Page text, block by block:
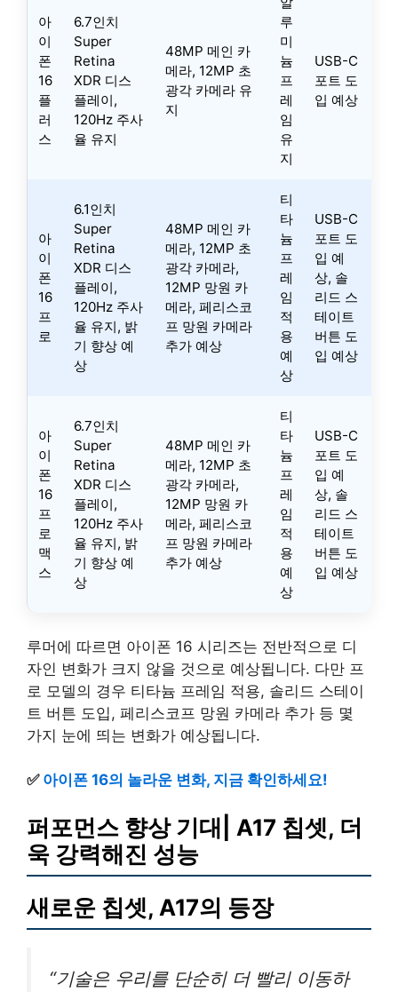
아
이
폰
16
플
러
스
6.7인치
Super
Retina
XDR 디스
플레이,
120Hz 주사
율 유지
48MP 메인 카
메라, 12MP 초
광각 카메라 유
지
루
미
늄
프
레
임
유
지
USB-C
포트 도
입 예상
아
이
폰
16
프
로
6.1인치
Super
Retina
XDR 디스
플레이,
120Hz 주사
율 유지, 밝
기 향상 예
상
48MP 메인 카
메라, 12MP 초
광각 카메라,
12MP 망원 카
메라, 페리스코
프 망원 카메라
추가 예상
티
타
늄
프
레
임
적
용
예
상
USB-C
포트 도
입 예
상, 솔
리드 스
테이트
버튼 도
입 예상
아
이
폰
16
프
로
맥
스
6.7인치
Super
Retina
XDR 디스
플레이,
120Hz 주사
율 유지, 밝
기 향상 예
상
48MP 메인 카
메라, 12MP 초
광각 카메라,
12MP 망원 카
메라, 페리스코
프 망원 카메라
추가 예상
티
타
늄
프
레
임
적
용
예
상
USB-C
포트 도
입 예
상, 솔
리드 스
테이트
버튼 도
입 예상
루머에 따르면 아이폰 16 시리즈는 전반적으로 디
자인 변화가 크지 않을 것으로 예상됩니다. 다만 프
로 모델의 경우 티타늄 프레임 적용, 솔리드 스테이
트 버튼 도입, 페리스코프 망원 카메라 추가 등 몇
가지 눈에 띄는 변화가 예상됩니다.
✅ 아이폰 16의 놀라운 변화, 지금 확인하세요!
퍼포먼스 향상 기대| A17 칩셋, 더
욱 강력해진 성능
새로운 칩셋, A17의 등장
“기술은 우리를 단순히 더 빨리 이동하